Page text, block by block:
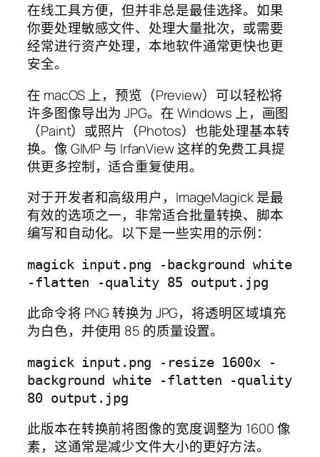
在线工具方便，但并非总是最佳选择。如果
你要处理敏感文件、处理大量批次，或需要
经常进行资产处理，本地软件通常更快也更
安全。
在 macOS 上，预览（Preview）可以轻松将
许多图像导出为 JPG。在 Windows 上，画图
（Paint）或照片（Photos）也能处理基本转
换。像 GIMP 与 IrfanView 这样的免费工具提
供更多控制，适合重复使用。
对于开发者和高级用户，ImageMagick 是最
有效的选项之一，非常适合批量转换、脚本
编写和自动化。以下是一些实用的示例：
magick input.png -background white
此命令将 PNG 转换为 JPG，将透明区域填充
为白色，并使用 85 的质量设置。
magick input.png -resize 1600x -
background white -flatten -quality
此版本在转换前将图像的宽度调整为 1600 像
素，这通常是减少文件大小的更好方法。